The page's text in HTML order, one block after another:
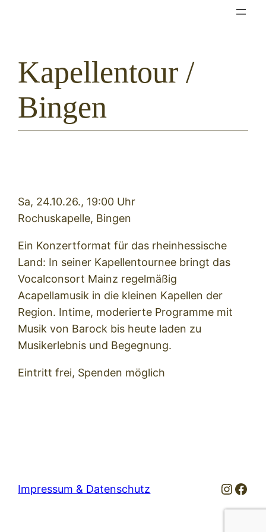
Kapellentour /
Bingen
Sa, 24.10.26., 19:00 Uhr
Rochuskapelle, Bingen
Ein Konzertformat für das rheinhessische
Land: In seiner Kapellentournee bringt das
Vocalconsort Mainz regelmäßig
Acapellamusik in die kleinen Kapellen der
Region. Intime, moderierte Programme mit
Musik von Barock bis heute laden zu
Musikerlebnis und Begegnung.
Eintritt frei, Spenden möglich
Impressum & Datenschutz